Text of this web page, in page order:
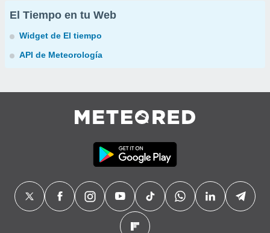
El Tiempo en tu Web
Widget de El tiempo
API de Meteorología